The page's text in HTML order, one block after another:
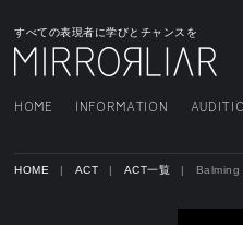
すべての表現者に学びとチャンスを
HOME INFORMATION
HOME ACT ACT一覧